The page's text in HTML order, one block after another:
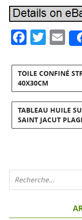
TOILE CONFINÉ
40X30CM
TABLEAU HUILE
SAINT JACUT